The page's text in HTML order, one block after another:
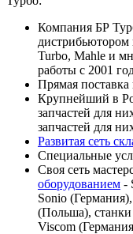
Компания БР
дистрибьютором
Turbo, Mahle и
работы с 2001
Прямая поставка
Крупнейший в
запчастей для
запчастей для
Развитая сеть
Специальные
Своя сеть
оборудованием -
Sonio
(Польша),
Viscom